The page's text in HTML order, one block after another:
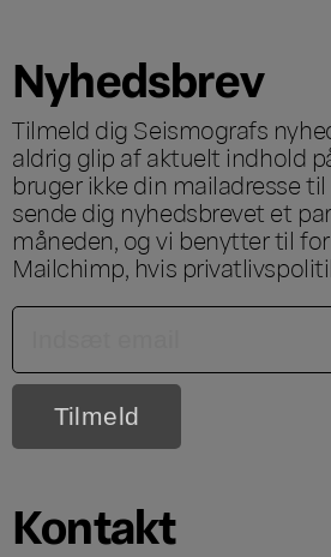
Nyhedsbrev
Tilmeld dig Seismografs
aldrig glip af aktuelt indhold
bruger ikke din mailadresse
sende dig nyhedsbrevet et
måneden, og vi benytter til
Mailchimp, hvis
Kontakt